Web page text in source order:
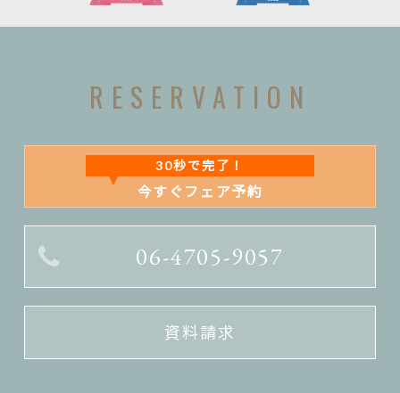
RESERVATION
30秒で完了！
今すぐフェア予約
06-4705-9057
資料請求